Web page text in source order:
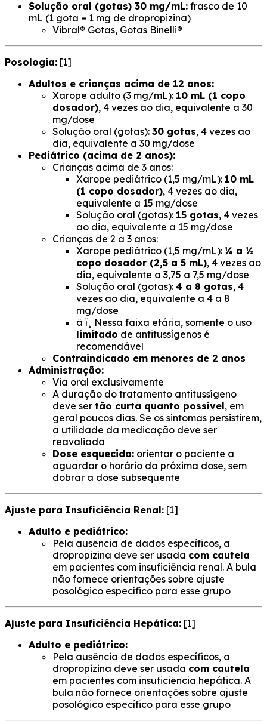
Solução oral (gotas) 30 mg/mL: frasco de 10
mL (1 gota = 1 mg de dropropizina)
Vibral® Gotas, Gotas Binelli®
Posologia: [1]
Adultos e crianças acima de 12 anos:
Xarope adulto (3 mg/mL): 10 mL (1 copo
dosador), 4 vezes ao dia, equivalente a 30
mg/dose
Solução oral (gotas): 30 gotas, 4 vezes ao
dia, equivalente a 30 mg/dose
Pediátrico (acima de 2 anos):
Crianças acima de 3 anos:
Xarope pediátrico (1,5 mg/mL): 10 mL
(1 copo dosador), 4 vezes ao dia,
equivalente a 15 mg/dose
Solução oral (gotas): 15 gotas, 4 vezes
ao dia, equivalente a 15 mg/dose
Crianças de 2 a 3 anos:
Xarope pediátrico (1,5 mg/mL): ¼ a ½
copo dosador (2,5 a 5 mL), 4 vezes ao
dia, equivalente a 3,75 a 7,5 mg/dose
Solução oral (gotas): 4 a 8 gotas, 4
vezes ao dia, equivalente a 4 a 8
mg/dose
â ï¸ Nessa faixa etária, somente o uso
limitado de antitussígenos é
recomendável
Contraindicado em menores de 2 anos
Administração:
Via oral exclusivamente
A duração do tratamento antitussígeno
deve ser tão curta quanto possível, em
geral poucos dias. Se os sintomas persistirem,
a utilidade da medicação deve ser
reavaliada
Dose esquecida: orientar o paciente a
aguardar o horário da próxima dose, sem
dobrar a dose subsequente
Ajuste para Insuficiência Renal: [1]
Adulto e pediátrico:
Pela ausência de dados específicos, a
dropropizina deve ser usada com cautela
em pacientes com insuficiência renal. A bula
não fornece orientações sobre ajuste
posológico específico para esse grupo
Ajuste para Insuficiência Hepática: [1]
Adulto e pediátrico:
Pela ausência de dados específicos, a
dropropizina deve ser usada com cautela
em pacientes com insuficiência hepática. A
bula não fornece orientações sobre ajuste
posológico específico para esse grupo